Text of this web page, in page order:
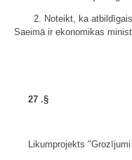
2. Noteikt, ka
Saeimā ir ekonomikas
27 .§
Likumprojekts